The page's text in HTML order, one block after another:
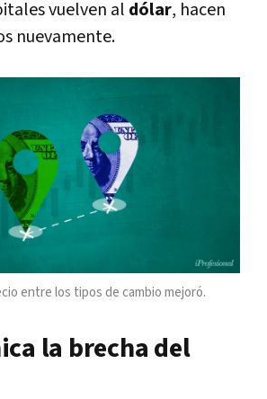
vuelven al dólar, hacen
nuevamente.
entre los tipos de cambio mejoró.
la brecha del